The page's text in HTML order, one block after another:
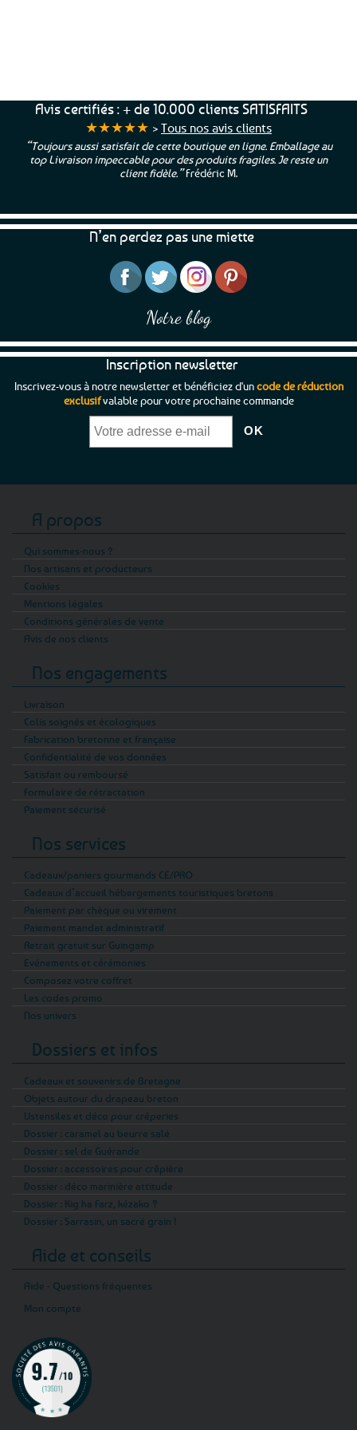
Avis certifiés : + de 10.000 clients SATISFAITS
★★★★★ > Tous nos avis clients
“Toujours aussi satisfait de cette boutique en ligne. Emballage au
top Livraison impeccable pour des produits fragiles. Je reste un
client fidèle.”Frédéric M.
N’en perdez pas une miette
Notre blog
Inscription newsletter
Inscrivez-vous à notre newsletter et bénéficiez d'uncode de réduction
exclusifvalable pour votre prochaine commande
A propos
Qui sommes-nous ?
Nos artisans et producteurs
Cookies
Mentions légales
Conditions générales de vente
Avis de nos clients
Nos engagements
Livraison
Colis soignés et écologiques
Fabrication bretonne et française
Confidentialité de vos données
Satisfait ou remboursé
Formulaire de rétractation
Paiement sécurisé
Nos services
Cadeaux/paniers gourmands CE/PRO
Cadeaux d’accueil hébergements touristiques bretons
Paiement par chèque ou virement
Paiement mandat administratif
Retrait gratuit sur Guingamp
Evénements et cérémonies
Composez votre coffret
Les codes promo
Nos univers
Dossiers et infos
Cadeaux et souvenirs de Bretagne
Objets autour du drapeau breton
Ustensiles et déco pour crêperies
Dossier : caramel au beurre salé
Dossier : sel de Guérande
Dossier : accessoires pour crêpière
Dossier : déco marinière attitude
Dossier : Kig ha Farz, kézako ?
Dossier : Sarrasin, un sacré grain !
Aide et conseils
Aide - Questions fréquentes
Mon compte